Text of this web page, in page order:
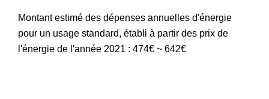
Montant estimé des dépenses annuelles d'énergie
pour un usage standard, établi à partir des prix de
l'énergie de l'année 2021 : 474€ ~ 642€